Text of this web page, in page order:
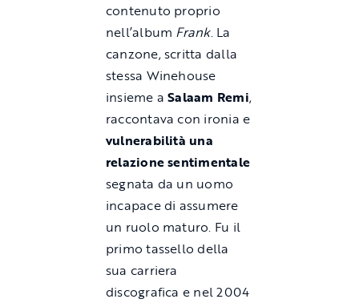
contenuto proprio
nell’album Frank. La
canzone, scritta dalla
stessa Winehouse
insieme aSalaam Remi,
raccontava con ironia e
vulnerabilità una
relazione sentimentale
segnata da un uomo
incapace di assumere
un ruolo maturo. Fu il
primo tassello della
sua carriera
discografica e nel 2004